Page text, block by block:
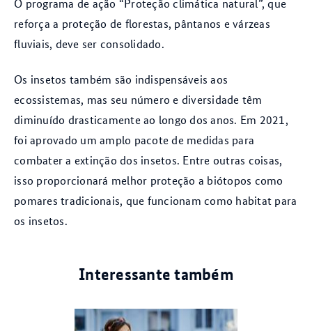
O programa de ação “Proteção climática natural”, que
reforça a proteção de florestas, pântanos e várzeas
fluviais, deve ser consolidado.
Os insetos também são indispensáveis aos
ecossistemas, mas seu número e diversidade têm
diminuído drasticamente ao longo dos anos. Em 2021,
foi aprovado um amplo pacote de medidas para
combater a extinção dos insetos. Entre outras coisas,
isso proporcionará melhor proteção a biótopos como
pomares tradicionais, que funcionam como habitat para
os insetos.
Interessante também